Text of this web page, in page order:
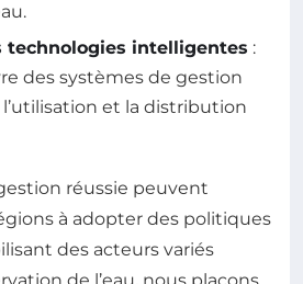
technologies intelligentes :
des systèmes de gestion
et la distribution
réussie peuvent
à adopter des politiques
des acteurs variés